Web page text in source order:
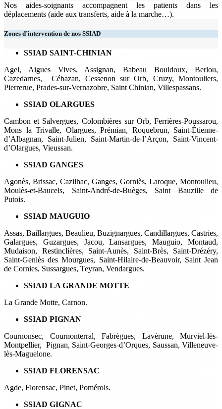
Nos aides-soignants accompagnent les patients dans les
déplacements (aide aux transferts, aide à la marche…).
Zones d’intervention de nos SSIAD
SSIAD SAINT-CHINIAN
Agel, Aigues Vives, Assignan, Babeau Bouldoux, Berlou,
Cazedarnes, Cébazan, Cessenon sur Orb, Cruzy, Montouliers,
Pierrerue, Prades-sur-Vernazobre, Saint Chinian, Villespassans.
SSIAD OLARGUES
Cambon et Salvergues, Colombières sur Orb, Ferrières-Poussarou,
Mons la Trivalle, Olargues, Prémian, Roquebrun, Saint-Étienne-
d’Albagnan, Saint-Julien, Saint-Martin-de-l’Arçon, Saint-Vincent-
d’Olargues, Vieussan.
SSIAD GANGES
Agonès, Brissac, Cazilhac, Ganges, Gorniès, Laroque, Montoulieu,
Moulès-et-Baucels, Saint-André-de-Buèges, Saint Bauzille de
Putois.
SSIAD MAUGUIO
Assas, Baillargues, Beaulieu, Buzignargues, Candillargues, Castries,
Galargues, Guzargues, Jacou, Lansargues, Mauguio, Montaud,
Mudaison, Restinclières, Saint-Aunès, Saint-Brès, Saint-Drézéry,
Saint-Geniès des Mourgues, Saint-Hilaire-de-Beauvoir, Saint Jean
de Cornies, Sussargues, Teyran, Vendargues.
SSIAD LA GRANDE MOTTE
La Grande Motte, Carnon.
SSIAD PIGNAN
Cournonsec, Cournonterral, Fabrègues, Lavérune, Murviel-lès-
Montpellier, Pignan, Saint-Georges-d’Orques, Saussan, Villeneuve-
lès-Maguelone.
SSIAD FLORENSAC
Agde, Florensac, Pinet, Pomérols.
SSIAD GIGNAC